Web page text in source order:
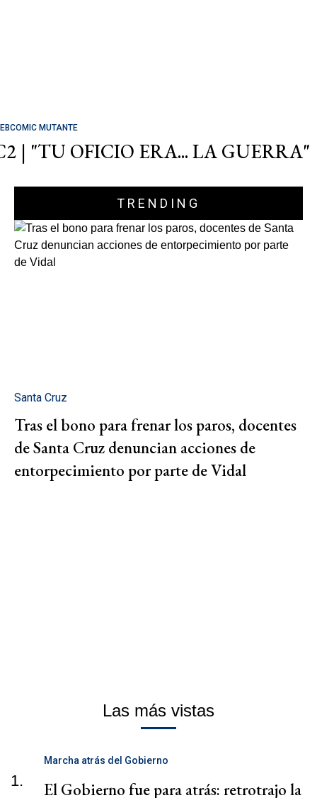
MUTANTE
| "TU OFICIO ERA... LA GUERRA"
TRENDING
Santa Cruz
Tras el bono para frenar los paros, docentes
de Santa Cruz denuncian acciones de
entorpecimiento por parte de Vidal
Las más vistas
1.
Marcha atrás del Gobierno
El Gobierno fue para atrás: retrotrajo la